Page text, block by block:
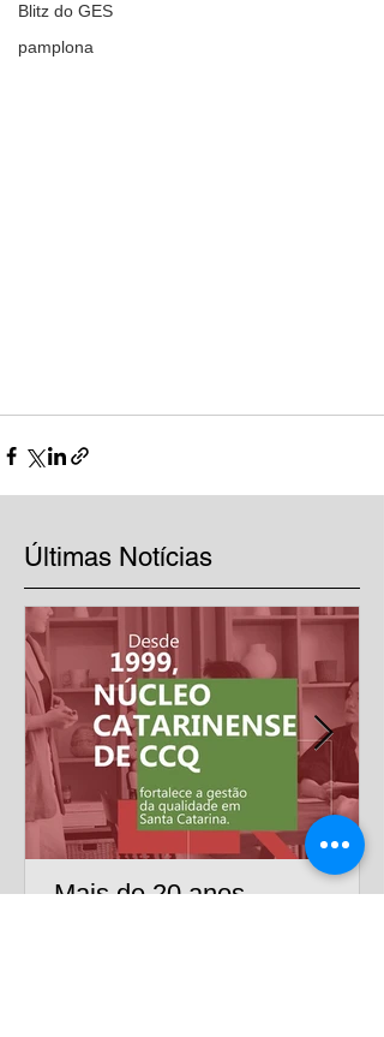
Blitz do GES
pamplona
Últimas Notícias
Mais de 20 anos